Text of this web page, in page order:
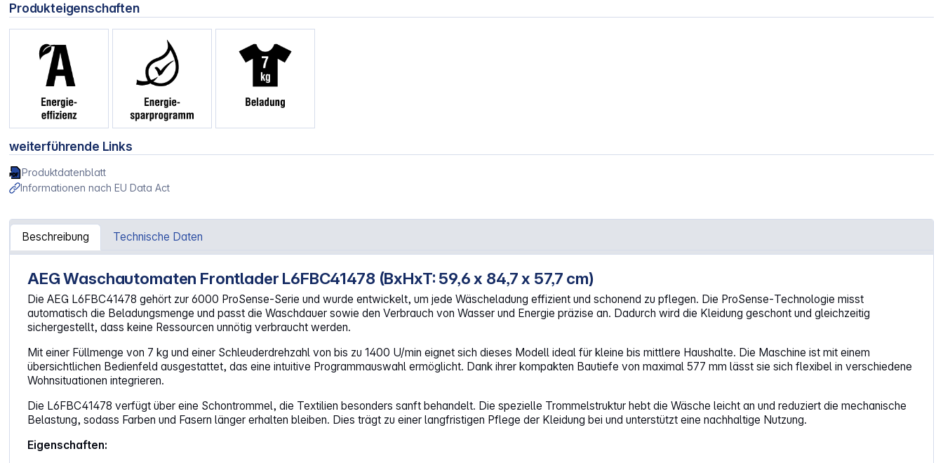
Produkteigenschaften
weiterführende Links
Produktdatenblatt
Informationen nach EU Data Act
Beschreibung Technische Daten
Artikelinformationen "AEG L6FBC41478 Waschautomaten Frontlader"
AEG Waschautomaten Frontlader L6FBC41478 (BxHxT: 59,6 x 84,7 x 57,7 cm)
Die AEG L6FBC41478 gehört zur 6000 ProSense‑Serie und wurde entwickelt, um jede Wäscheladung effizient und schonend zu pflegen. Die ProSense‑Technologie misst
automatisch die Beladungsmenge und passt die Waschdauer sowie den Verbrauch von Wasser und Energie präzise an. Dadurch wird die Kleidung geschont und gleichzeitig
sichergestellt, dass keine Ressourcen unnötig verbraucht werden.
Mit einer Füllmenge von 7 kg und einer Schleuderdrehzahl von bis zu 1400 U/min eignet sich dieses Modell ideal für kleine bis mittlere Haushalte. Die Maschine ist mit einem
übersichtlichen Bedienfeld ausgestattet, das eine intuitive Programmauswahl ermöglicht. Dank ihrer kompakten Bautiefe von maximal 577 mm lässt sie sich flexibel in verschiedene
Wohnsituationen integrieren.
Die L6FBC41478 verfügt über eine Schontrommel, die Textilien besonders sanft behandelt. Die spezielle Trommelstruktur hebt die Wäsche leicht an und reduziert die mechanische
Belastung, sodass Farben und Fasern länger erhalten bleiben. Dies trägt zu einer langfristigen Pflege der Kleidung bei und unterstützt eine nachhaltige Nutzung.
Eigenschaften: